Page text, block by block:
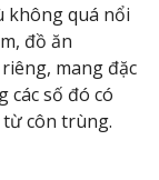
không quá nổi
đồ ăn
mang đặc
số đó có
côn trùng.